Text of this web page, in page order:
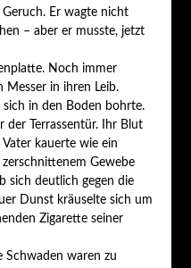
Er wagte nicht
– aber er musste, jetzt
Noch immer
Messer in ihren Leib.
in den Boden bohrte.
der Terrassentür. Ihr Blut
kauerte wie ein
Gewebe
sich deutlich gegen die
Dunst kräuselte sich um
Zigarette seiner
Schwaden waren zu